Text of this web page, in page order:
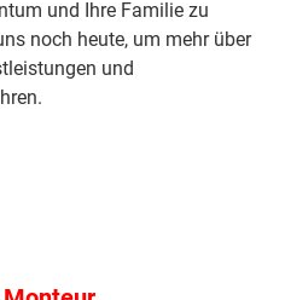
und Ihre Familie zu
noch heute, um mehr über
und